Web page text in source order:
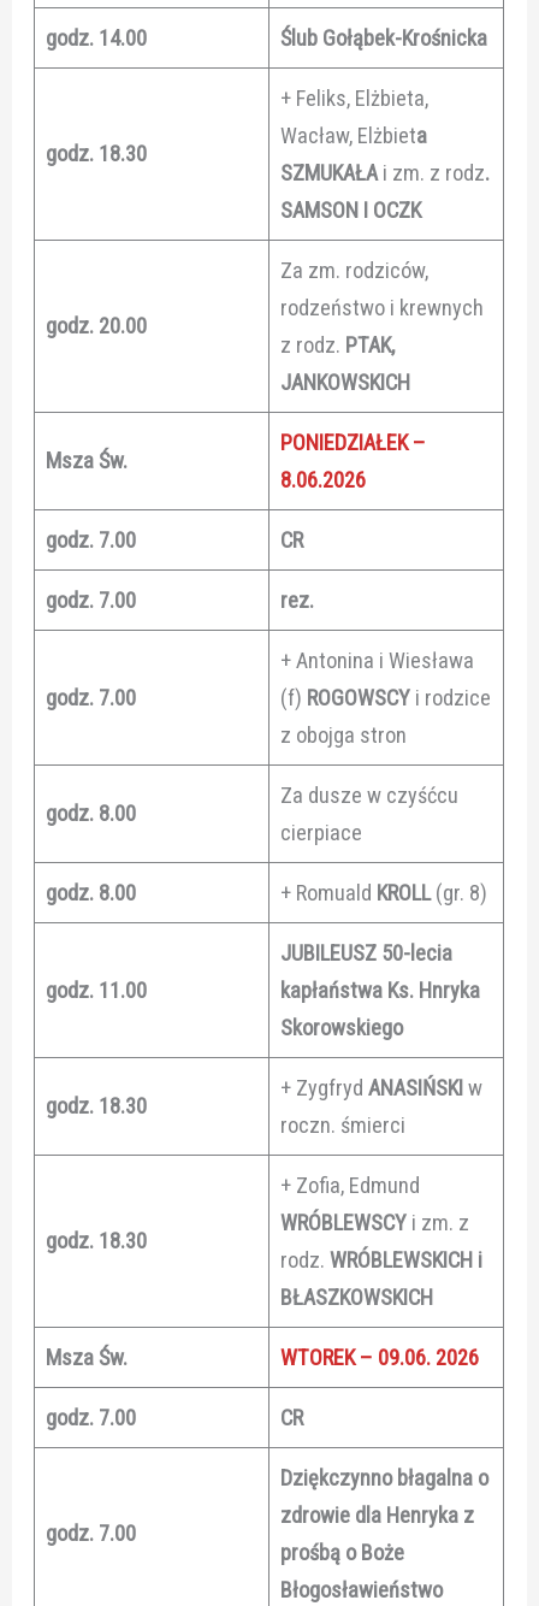
godz. 14.00 Ślub Gołąbek-Krośnicka
godz. 18.30
+ Feliks, Elżbieta,
Wacław, Elżbieta
SZMUKAŁAi zm. z rodz.
SAMSON I OCZK
godz. 20.00
Za zm. rodziców,
rodzeństwo i krewnych
z rodz. PTAK,
JANKOWSKICH
Msza Św.
PONIEDZIAŁEK –
8.06.2026
godz. 7.00 CR
godz. 7.00 rez.
godz. 7.00
+ Antonina i Wiesława
(f) ROGOWSCY i rodzice
z obojga stron
godz. 8.00
Za dusze w czyśćcu
cierpiace
godz. 8.00 + Romuald KROLL(gr. 8)
godz. 11.00
JUBILEUSZ 50-lecia
kapłaństwa Ks. Hnryka
Skorowskiego
godz. 18.30
+ Zygfryd ANASIŃSKIw
roczn. śmierci
godz. 18.30
+ Zofia, Edmund
WRÓBLEWSCY i zm. z
rodz.WRÓBLEWSKICH i
BŁASZKOWSKICH
Msza Św. WTOREK – 09.06. 2026
godz. 7.00 CR
godz. 7.00
Dziękczynno błagalna o
zdrowie dla Henryka z
prośbą o Boże
Błogosławieństwo